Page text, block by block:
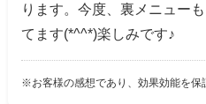
ります。今度、裏メニュー
てます(*^^*)楽しみです♪
※お客様の感想であり、効果効能を保